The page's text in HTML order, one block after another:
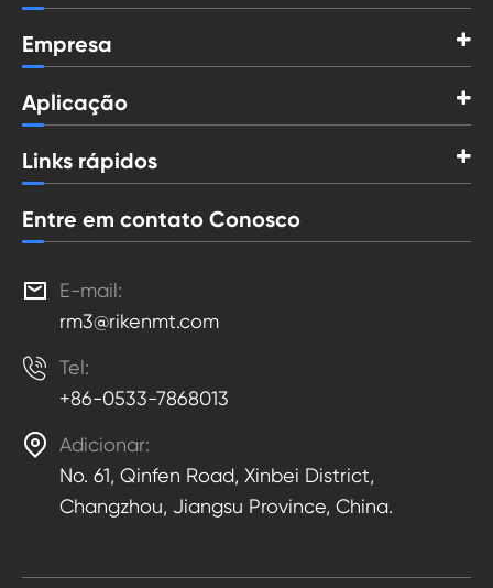
Empresa
Aplicação
Links rápidos
Entre em contato Conosco

E-mail:
rm3@rikenmt.com
 Tel:
+86-0533-7868013
 Adicionar:
No. 61, Qinfen Road, Xinbei District,
Changzhou, Jiangsu Province, China.